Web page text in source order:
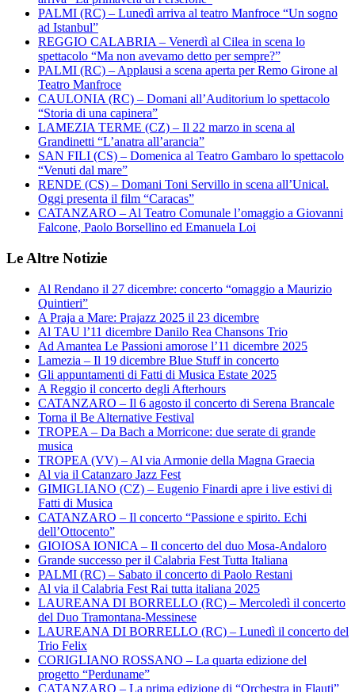
PALMI (RC) – Lunedì arriva al teatro Manfroce “Un sogno
ad Istanbul”
REGGIO CALABRIA – Venerdì al Cilea in scena lo
spettacolo “Ma non avevamo detto per sempre?”
PALMI (RC) – Applausi a scena aperta per Remo Girone al
Teatro Manfroce
CAULONIA (RC) – Domani all’Auditorium lo spettacolo
“Storia di una capinera”
LAMEZIA TERME (CZ) – Il 22 marzo in scena al
Grandinetti “L’anatra all’arancia”
SAN FILI (CS) – Domenica al Teatro Gambaro lo spettacolo
“Venuti dal mare”
RENDE (CS) – Domani Toni Servillo in scena all’Unical.
Oggi presenta il film “Caracas”
CATANZARO – Al Teatro Comunale l’omaggio a Giovanni
Falcone, Paolo Borsellino ed Emanuela Loi
Le Altre Notizie
Al Rendano il 27 dicembre: concerto “omaggio a Maurizio
Quintieri”
A Praja a Mare: Prajazz 2025 il 23 dicembre
Al TAU l’11 dicembre Danilo Rea Chansons Trio
Ad Amantea Le Passioni amorose l’11 dicembre 2025
Lamezia – Il 19 dicembre Blue Stuff in concerto
Gli appuntamenti di Fatti di Musica Estate 2025
A Reggio il concerto degli Afterhours
CATANZARO – Il 6 agosto il concerto di Serena Brancale
Torna il Be Alternative Festival
TROPEA – Da Bach a Morricone: due serate di grande
musica
TROPEA (VV) – Al via Armonie della Magna Graecia
Al via il Catanzaro Jazz Fest
GIMIGLIANO (CZ) – Eugenio Finardi apre i live estivi di
Fatti di Musica
CATANZARO – Il concerto “Passione e spirito. Echi
dell’Ottocento”
GIOIOSA IONICA – Il concerto del duo Mosa-Andaloro
Grande successo per il Calabria Fest Tutta Italiana
PALMI (RC) – Sabato il concerto di Paolo Restani
Al via il Calabria Fest Rai tutta italiana 2025
LAUREANA DI BORRELLO (RC) – Mercoledì il concerto
del Duo Tramontana-Messinese
LAUREANA DI BORRELLO (RC) – Lunedì il concerto del
Trio Felix
CORIGLIANO ROSSANO – La quarta edizione del
progetto “Perduname”
CATANZARO – La prima edizione di “Orchestra in Flauti”